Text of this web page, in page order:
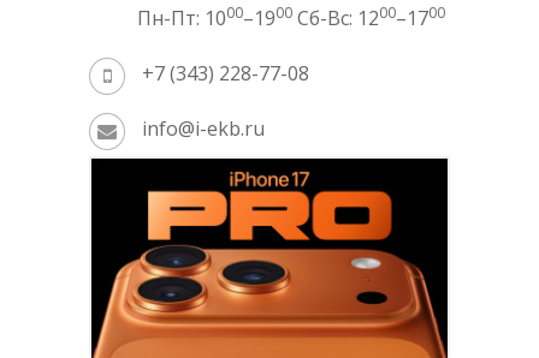
Пн-Пт: 1000–1900 Сб-Вс: 1200–1700
+7 (343) 228-77-08
info@i-ekb.ru